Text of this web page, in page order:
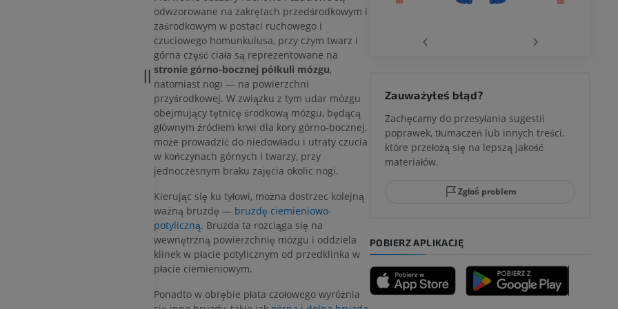
odwzorowane na zakrętach przedśrodkowym i
zaśrodkowym w postaci ruchowego i
czuciowego homunkulusa, przy czym twarz i
górna część ciała są reprezentowane na
stronie górno-bocznej półkuli mózgu,
natomiast nogi — na powierzchni
przyśrodkowej. W związku z tym udar mózgu
obejmujący tętnicę środkową mózgu, będącą
głównym źródłem krwi dla kory górno-bocznej,
może prowadzić do niedowładu i utraty czucia
w kończynach górnych i twarzy, przy
jednoczesnym braku zajęcia okolic nogi.
Kierując się ku tyłowi, można dostrzec kolejną
ważną bruzdę — bruzdę ciemieniowo-
potyliczną. Bruzda ta rozciąga się na
wewnętrzną powierzchnię mózgu i oddziela
klinek w płacie potylicznym od przedklinka w
płacie ciemieniowym.
Ponadto w obrębie płata czołowego wyróżnia
Obraz MRI stawu
kolanowego
RM
PREMIUM
Artrografia TK kolana
Artrogram TK
PREMIUM
RM kostki i kości stępu
RM
RM przodostopia
RM
PREMIUM
TK
‹ ›
Zauważyłeś błąd?
Zachęcamy do przesyłania sugestii
poprawek, tłumaczeń lub innych treści,
które przełożą się na lepszą jakość
materiałów.
Zgłoś problem
POBIERZ APLIKACJĘ